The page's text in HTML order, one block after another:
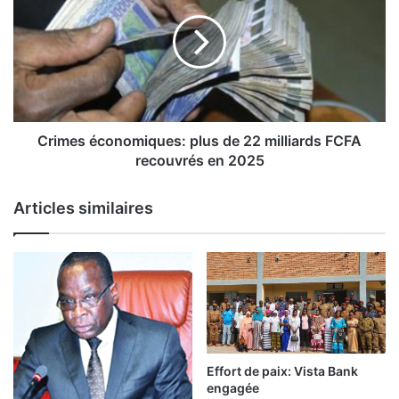
e
n
t
a
u
B
n
a
:
c
m
s
é
c
o
q
u
e
s
d
Crimes économiques: plus de 22 milliards FCFA
recouvrés en 2025
Articles similaires
Effort de paix: Vista Bank
engagée